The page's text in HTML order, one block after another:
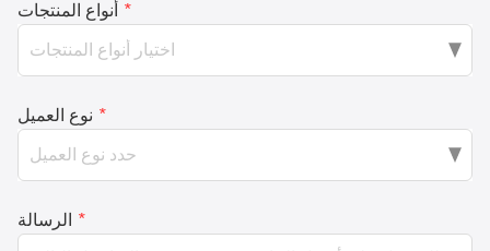
أنواع المنتجات *
نوع العميل *
الرسالة *